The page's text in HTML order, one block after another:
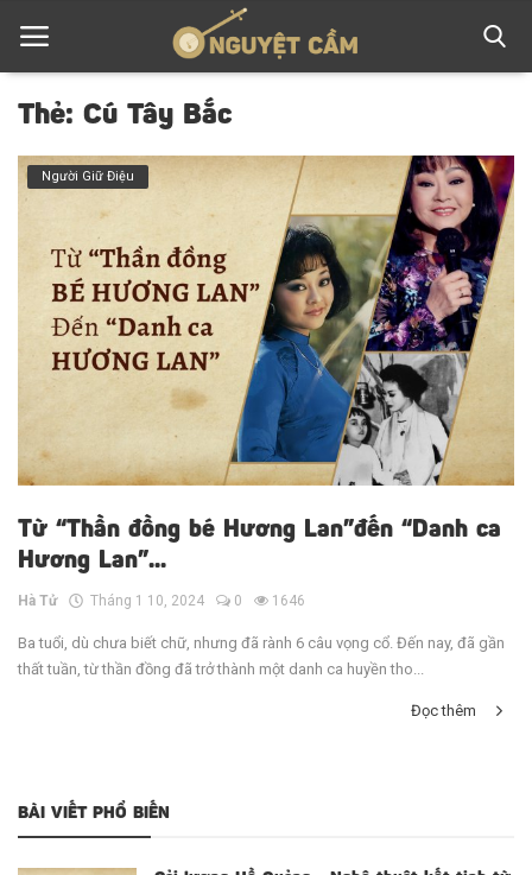
Trang chủ
Về Cải Lương
Cung Đàn Xưa
Người Giữ Điệu
Tuồng xưa - Chuyện mới
Đăng nhập
Đăng ký
Thẻ: Cú Tây Bắc
Người Giữ Điệu
Từ “Thần đồng bé Hương Lan”đến “Danh ca
Hương Lan”...
Hà Tử Tháng 1 10, 2024 0 1646
Ba tuổi, dù chưa biết chữ, nhưng đã rành 6 câu vọng cổ. Đến nay, đã gần
thất tuần, từ thần đồng đã trở thành một danh ca huyền tho...
Đọc thêm
BÀI VIẾT PHỔ BIẾN